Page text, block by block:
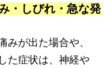
・しびれ・急な発
みが出た場合や、
た症状は、神経や